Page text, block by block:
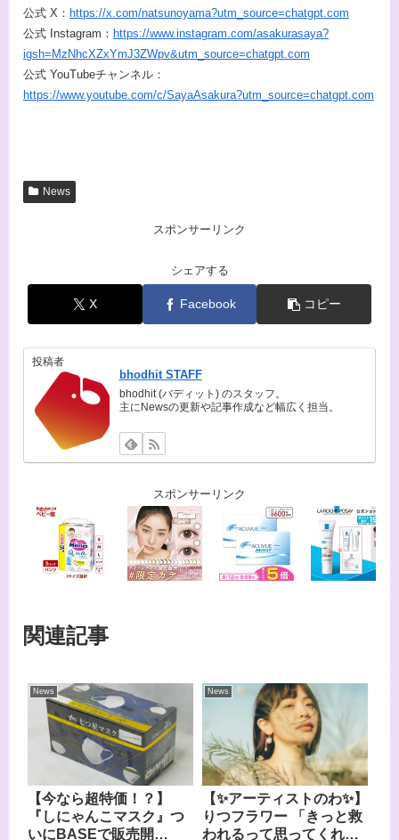
公式 X： https://x.com/natsunoyama?utm_source=chatgpt.com
公式 Instagram： https://www.instagram.com/asakurasaya?
igsh=MzNhcXZxYmJ3ZWpv&utm_source=chatgpt.com
公式 YouTubeチャンネル：
https://www.youtube.com/c/SayaAsakura?utm_source=chatgpt.com
News
スポンサーリンク
シェアする
X Facebook コピー
投稿者
bhodhit STAFF
bhodhit (バディット) のスタッフ。
主にNewsの更新や記事作成など幅広く担当。
スポンサーリンク
関連記事
News
【今なら超特価！？】
『しにゃんこマスク』つ
いにBASEで販売開
News
【✨アーティストのわ✨】
りつフラワー 「きっと救
われるって思ってくれる